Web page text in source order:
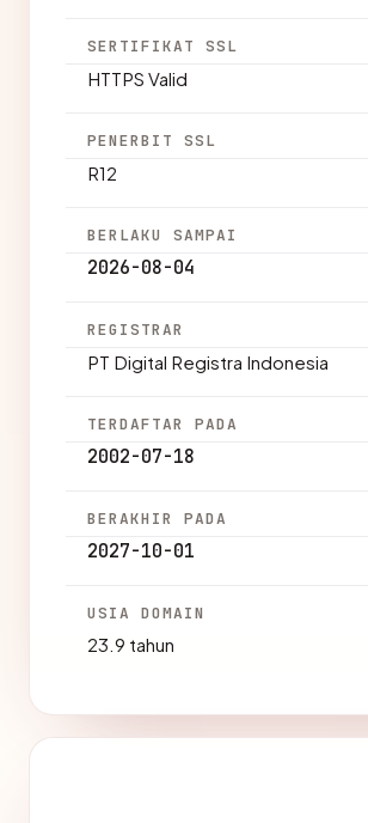
SERTIFIKAT SSL
HTTPS Valid
PENERBIT SSL
R12
BERLAKU SAMPAI
2026-08-04
REGISTRAR
PT Digital Registra Indonesia
TERDAFTAR PADA
2002-07-18
BERAKHIR PADA
2027-10-01
USIA DOMAIN
23.9 tahun